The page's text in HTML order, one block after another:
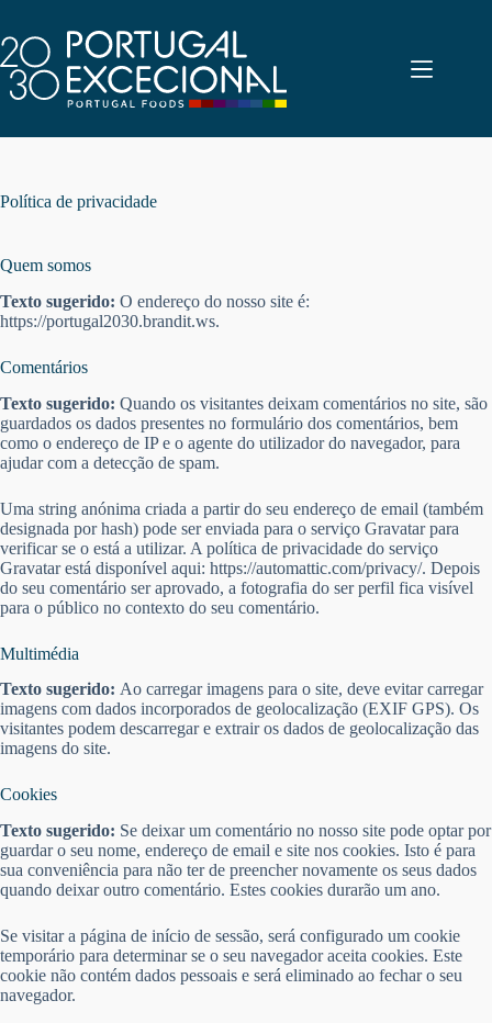
o
conteúdo
Política de privacidade
Quem somos
Texto sugerido: O endereço do nosso site é:
https://portugal2030.brandit.ws.
Comentários
Texto sugerido: Quando os visitantes deixam comentários no site, são
guardados os dados presentes no formulário dos comentários, bem
como o endereço de IP e o agente do utilizador do navegador, para
ajudar com a detecção de spam.
Uma string anónima criada a partir do seu endereço de email (também
designada por hash) pode ser enviada para o serviço Gravatar para
verificar se o está a utilizar. A política de privacidade do serviço
Gravatar está disponível aqui: https://automattic.com/privacy/. Depois
do seu comentário ser aprovado, a fotografia do ser perfil fica visível
para o público no contexto do seu comentário.
Multimédia
Texto sugerido: Ao carregar imagens para o site, deve evitar carregar
imagens com dados incorporados de geolocalização (EXIF GPS). Os
visitantes podem descarregar e extrair os dados de geolocalização das
imagens do site.
Cookies
Texto sugerido: Se deixar um comentário no nosso site pode optar por
guardar o seu nome, endereço de email e site nos cookies. Isto é para
sua conveniência para não ter de preencher novamente os seus dados
quando deixar outro comentário. Estes cookies durarão um ano.
Se visitar a página de início de sessão, será configurado um cookie
temporário para determinar se o seu navegador aceita cookies. Este
cookie não contém dados pessoais e será eliminado ao fechar o seu
navegador.